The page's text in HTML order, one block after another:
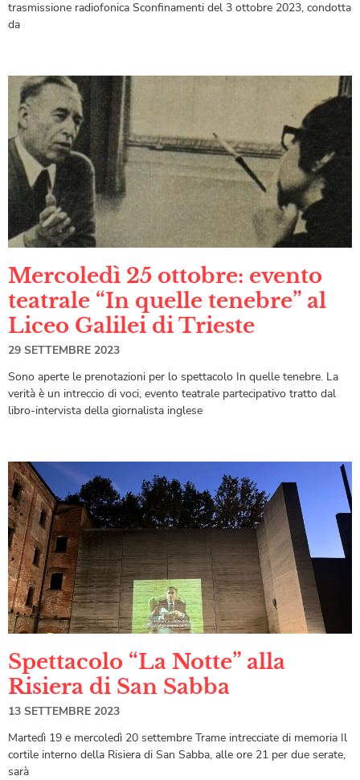
trasmissione radiofonica Sconfinamenti del 3 ottobre 2023, condotta
da
Mercoledì 25 ottobre: evento
teatrale “In quelle tenebre” al
Liceo Galilei di Trieste
29 SETTEMBRE 2023
Sono aperte le prenotazioni per lo spettacolo In quelle tenebre. La
verità è un intreccio di voci, evento teatrale partecipativo tratto dal
libro-intervista della giornalista inglese
Spettacolo “La Notte” alla
Risiera di San Sabba
13 SETTEMBRE 2023
Martedì 19 e mercoledì 20 settembre Trame intrecciate di memoria Il
cortile interno della Risiera di San Sabba, alle ore 21 per due serate,
sarà